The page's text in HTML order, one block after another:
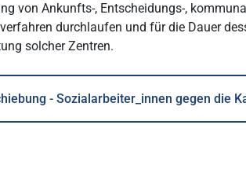
von Ankunfts-, Entscheidungs-,
durchlaufen und für die Dauer
solcher Zentren.
- Sozialarbeiter_innen gegen die